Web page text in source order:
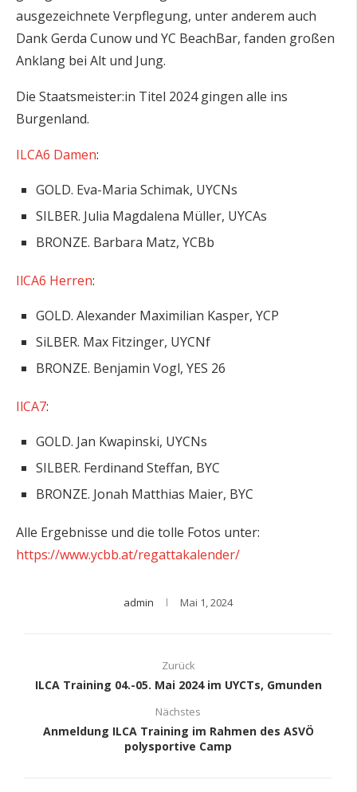
ausgezeichnete Verpflegung, unter anderem auch
Dank Gerda Cunow und YC BeachBar, fanden großen
Anklang bei Alt und Jung.
Die Staatsmeister:in Titel 2024 gingen alle ins
Burgenland.
ILCA6 Damen:
GOLD. Eva-Maria Schimak, UYCNs
SILBER. Julia Magdalena Müller, UYCAs
BRONZE. Barbara Matz, YCBb
IlCA6 Herren:
GOLD. Alexander Maximilian Kasper, YCP
SiLBER. Max Fitzinger, UYCNf
BRONZE. Benjamin Vogl, YES 26
IlCA7:
GOLD. Jan Kwapinski, UYCNs
SILBER. Ferdinand Steffan, BYC
BRONZE. Jonah Matthias Maier, BYC
Alle Ergebnisse und die tolle Fotos unter:
https://www.ycbb.at/regattakalender/
admin Mai 1, 2024
Zurück
ILCA Training 04.-05. Mai 2024 im UYCTs, Gmunden
Nächstes
Anmeldung ILCA Training im Rahmen des ASVÖ
polysportive Camp